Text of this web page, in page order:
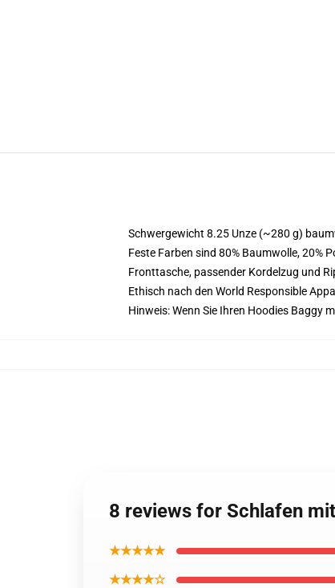
Schwergewicht 8.25 Unze (~280 g)
Feste Farben sind 80% Baumwolle, 20%
Fronttasche, passender Kordelzug und
Ethisch nach den World Responsible
Hinweis: Wenn Sie Ihren Hoodies Baggy
8 reviews for Schlafen
★★★★★
★★★★☆